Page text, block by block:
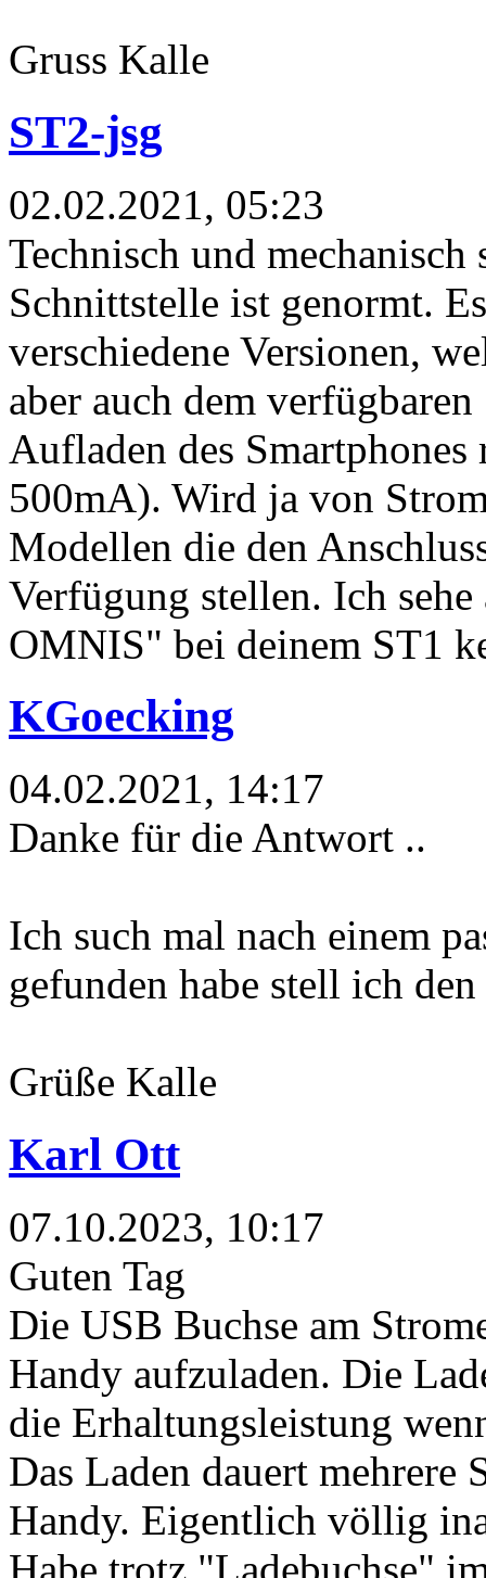
Gruss Kalle
ST2-jsg
02.02.2021, 05:23
Technisch und
Schnittstelle ist genormt.
verschiedene Versionen,
aber auch dem
Aufladen des
500mA). Wird ja von
Modellen die den
Verfügung stellen. Ich
OMNIS" bei deinem ST1
KGoecking
04.02.2021, 14:17
Danke für die Antwort ..
Ich such mal nach einem
gefunden habe stell ich
Grüße Kalle
Karl Ott
07.10.2023, 10:17
Guten Tag
Die USB Buchse am
Handy aufzuladen. Die
die Erhaltungsleistung
Das Laden dauert mehrere
Handy. Eigentlich völlig